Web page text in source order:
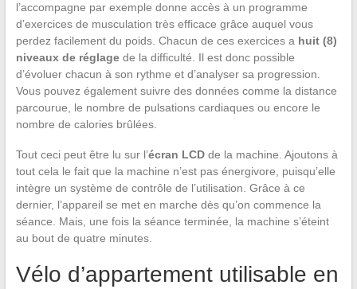
l’accompagne par exemple donne accès à un programme
d’exercices de musculation très efficace grâce auquel vous
perdez facilement du poids. Chacun de ces exercices a huit (8)
niveaux de réglagede la difficulté. Il est donc possible
d’évoluer chacun à son rythme et d’analyser sa progression.
Vous pouvez également suivre des données comme la distance
parcourue, le nombre de pulsations cardiaques ou encore le
nombre de calories brûlées.
Tout ceci peut être lu sur l’écran LCDde la machine. Ajoutons à
tout cela le fait que la machine n’est pas énergivore, puisqu’elle
intègre un système de contrôle de l’utilisation. Grâce à ce
dernier, l’appareil se met en marche dès qu’on commence la
séance. Mais, une fois la séance terminée, la machine s’éteint
au bout de quatre minutes.
Vélo d’appartement utilisable en